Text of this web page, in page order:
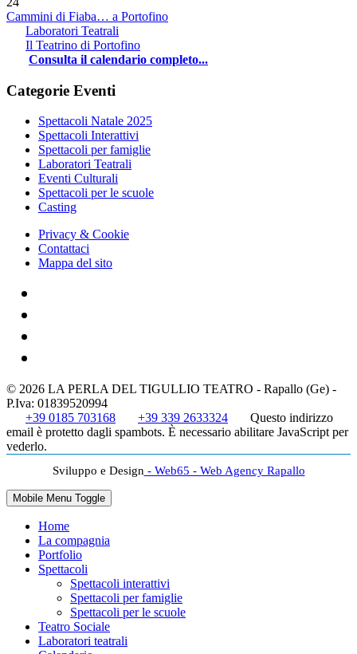
Cammini di Fiaba… a Portofino
Laboratori Teatrali
Il Teatrino di Portofino
Consulta il calendario completo...
Categorie Eventi
Spettacoli Natale 2025
Spettacoli Interattivi
Spettacoli per famiglie
Laboratori Teatrali
Eventi Culturali
Spettacoli per le scuole
Casting
Privacy & Cookie
Contattaci
Mappa del sito
© 2026 LA PERLA DEL TIGULLIO TEATRO - Rapallo (Ge) -
P.Iva: 01839520994
+39 0185 703168
+39 339 2633324
Questo indirizzo
email è protetto dagli spambots. È necessario abilitare JavaScript per
vederlo.
Sviluppo e Design- Web65 - Web Agency Rapallo
Mobile Menu Toggle
Home
La compagnia
Portfolio
Spettacoli
Spettacoli interattivi
Spettacoli per famiglie
Spettacoli per le scuole
Teatro Sociale
Laboratori teatrali